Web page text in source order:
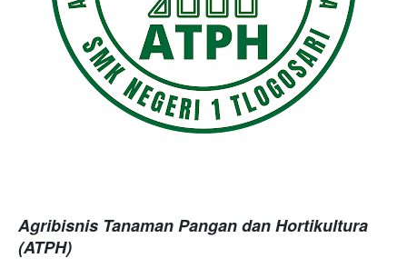
Agribisnis Tanaman Pangan dan Hortikultura
(ATPH)